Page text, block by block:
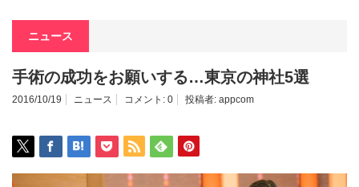
ニュース
手術の成功をお願いする…東京の神社5選
2016/10/19 ニュース コメント: 0 投稿者: appcom